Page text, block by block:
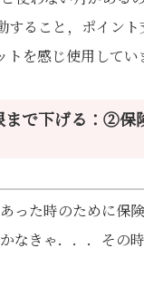
すること，ポイント
を感じ使用してい
まで下げる：②保
った時のために保
なきゃ．．．その